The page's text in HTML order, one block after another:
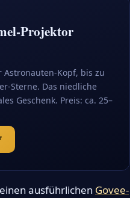
Projektor
Kopf, bis zu
Sterne. Das niedliche
Geschenk. Preis: ca. 25–
ausführlichen Govee-